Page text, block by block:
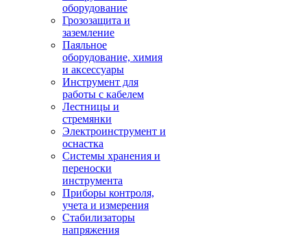
оборудование
Грозозащита и
заземление
Паяльное
оборудование, химия
и аксессуары
Инструмент для
работы с кабелем
Лестницы и
стремянки
Электроинструмент и
оснастка
Системы хранения и
переноски
инструмента
Приборы контроля,
учета и измерения
Стабилизаторы
напряжения